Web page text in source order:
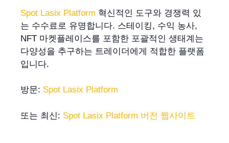
Spot Lasix Platform 혁신적인 도구와 경쟁력 있
는 수수료로 유명합니다. 스테이킹, 수익 농사,
NFT 마켓플레이스를 포함한 포괄적인 생태계는
다양성을 추구하는 트레이더에게 적합한 플랫폼
입니다.
방문: Spot Lasix Platform
또는 최신: Spot Lasix Platform 버전 웹사이트